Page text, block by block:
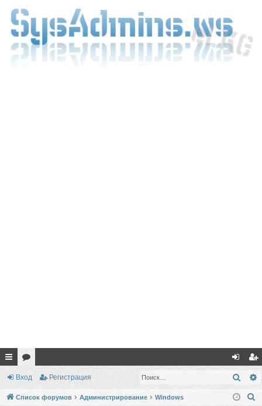
с
ы
ор хо
д
ег
ис
Вход Регистрация
Список форумов Администрирование Windows